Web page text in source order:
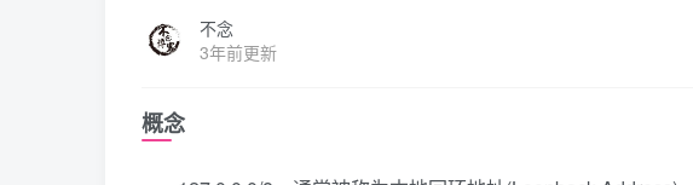
不念
3年前更新
概念